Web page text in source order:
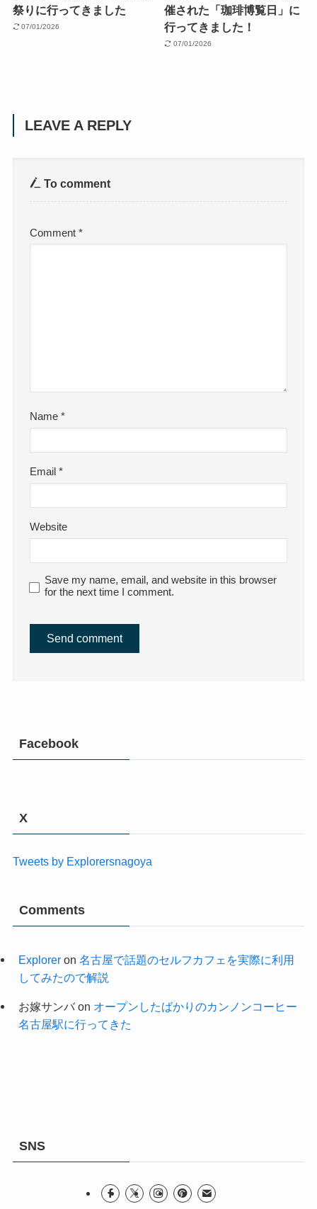
祭りに行ってきました
07/01/2026
催された「珈琲博覧日」に
行ってきました！
07/01/2026
LEAVE A REPLY
To comment
Comment*
Name*
Email*
Website
Save my name, email, and website in this browser
for the next time I comment.
Facebook
X
Tweets by Explorersnagoya
Comments
Exploreron 名古屋で話題のセルフカフェを実際に利用
してみたので解説
お嫁サンバon オープンしたばかりのカンノンコーヒー
名古屋駅に行ってきた
SNS